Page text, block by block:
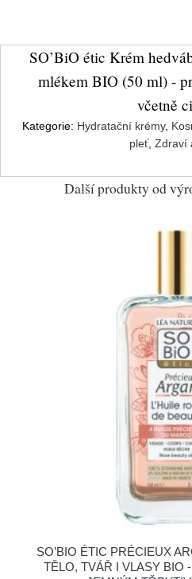
SO’BiO étic Krém
mlékem BIO (50 ml) -
včetně
Kategorie: Hydratační krémy,
pleť, Zdraví
Další produkty od
SO’BIO ÉTIC PRÉCIEUX
TĚLO, TVÁŘ I VLASY BIO